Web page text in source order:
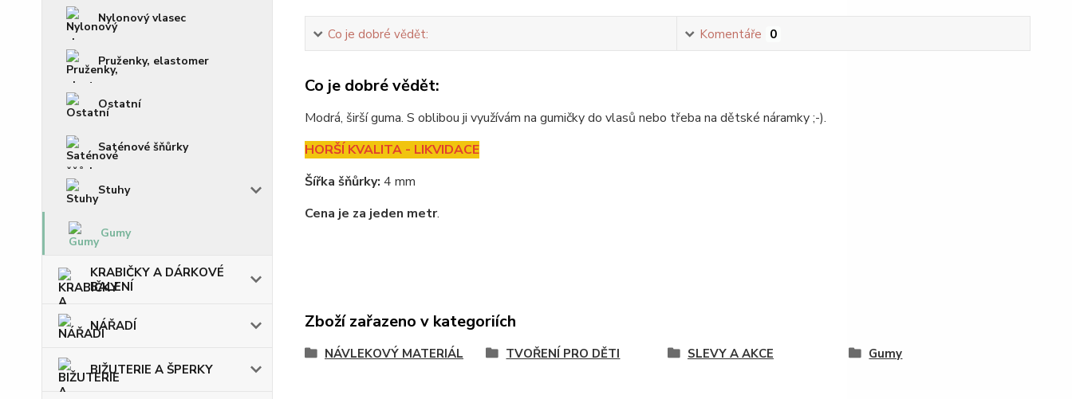
Nylonový vlasec
Pruženky, elastomer
Ostatní
Saténové šňůrky
Stuhy
Gumy
KRABIČKY A DÁRKOVÉ
BALENÍ
NÁŘADÍ
BIŽUTERIE A ŠPERKY
Co je dobré vědět: Komentáře 0
Co je dobré vědět:
Modrá, širší guma. S oblibou ji využívám na gumičky do vlasů nebo třeba na dětské náramky ;-).
HORŠÍ KVALITA - LIKVIDACE
Šířka šňůrky: 4 mm
Cena je za jeden metr.
Zboží zařazeno v kategoriích
NÁVLEKOVÝ MATERIÁL TVOŘENÍ PRO DĚTI SLEVY A AKCE Gumy